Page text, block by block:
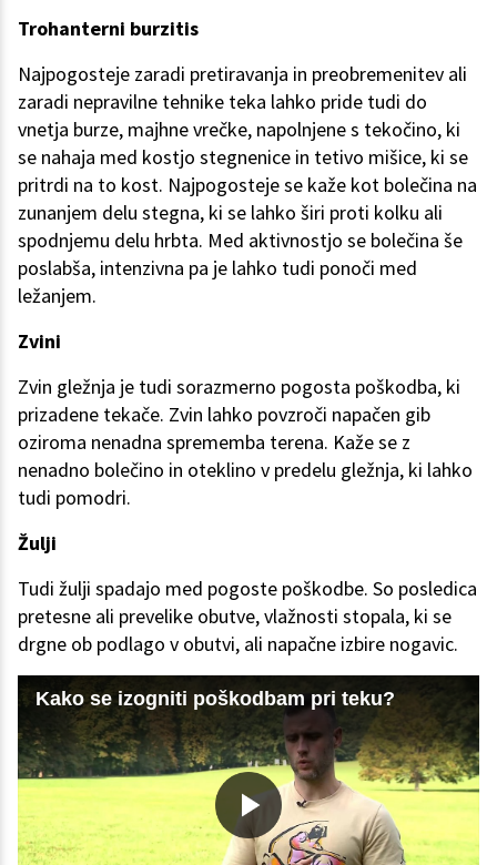
Trohanterni burzitis
Najpogosteje zaradi pretiravanja in preobremenitev ali
zaradi nepravilne tehnike teka lahko pride tudi do
vnetja burze, majhne vrečke, napolnjene s tekočino, ki
se nahaja med kostjo stegnenice in tetivo mišice, ki se
pritrdi na to kost. Najpogosteje se kaže kot bolečina na
zunanjem delu stegna, ki se lahko širi proti kolku ali
spodnjemu delu hrbta. Med aktivnostjo se bolečina še
poslabša, intenzivna pa je lahko tudi ponoči med
ležanjem.
Zvini
Zvin gležnja je tudi sorazmerno pogosta poškodba, ki
prizadene tekače. Zvin lahko povzroči napačen gib
oziroma nenadna sprememba terena. Kaže se z
nenadno bolečino in oteklino v predelu gležnja, ki lahko
tudi pomodri.
Žulji
Tudi žulji spadajo med pogoste poškodbe. So posledica
pretesne ali prevelike obutve, vlažnosti stopala, ki se
drgne ob podlago v obutvi, ali napačne izbire nogavic.
Kako se izogniti poškodbam pri teku?